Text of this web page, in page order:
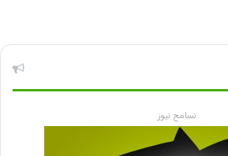
تسامح نيوز